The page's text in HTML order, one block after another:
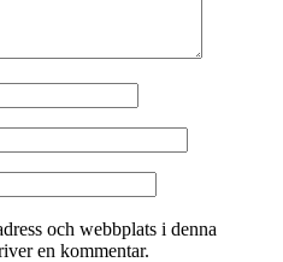
och webbplats i denna
en kommentar.